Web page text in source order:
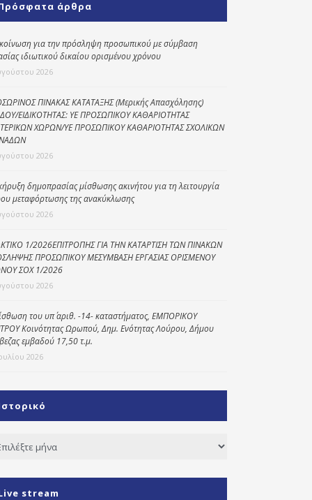
Kοινωνικό
φαρμακείο
Πρόγραμμα
“Βοήθεια στο σπίτι”
Κέντρο Ημερήσιας
Φροντίδας
άρθρα
για την πρόσληψη προσωπικού με σύμβαση
ιδιωτικού δικαίου ορισμένου χρόνου
2026
ΠΙΝΑΚΑΣ ΚΑΤΑΤΑΞΗΣ (Μερικής Απασχόλησης)
ΕΙΔΙΚΟΤΗΤΑΣ: ΥΕ ΠΡΟΣΩΠΙΚΟΥ ΚΑΘΑΡΙΟΤΗΤΑΣ
ΧΩΡΩΝ/ΥΕ ΠΡΟΣΩΠΙΚΟΥ ΚΑΘΑΡΙΟΤΗΤΑΣ ΣΧΟΛΙΚΩΝ
2026
δημοπρασίας μίσθωσης ακινήτου για τη λειτουργία
μεταφόρτωσης της ανακύκλωσης
2026
1/2026ΕΠΙΤΡΟΠΗΣ ΓΙΑ ΤΗΝ ΚΑΤΑΡΤΙΣΗ ΤΩΝ ΠΙΝΑΚΩΝ
ΠΡΟΣΩΠΙΚΟΥ ΜΕΣΥΜΒΑΣΗ ΕΡΓΑΣΙΑΣ ΟΡΙΣΜΕΝΟΥ
ΣΟΧ 1/2026
2026
του υπ΄ αριθ. -14- καταστήματος, ΕΜΠΟΡΙΚΟΥ
Κοινότητας Ωρωπού, Δημ. Ενότητας Λούρου, Δήμου
εμβαδού 17,50 τ.μ.
2026
stream